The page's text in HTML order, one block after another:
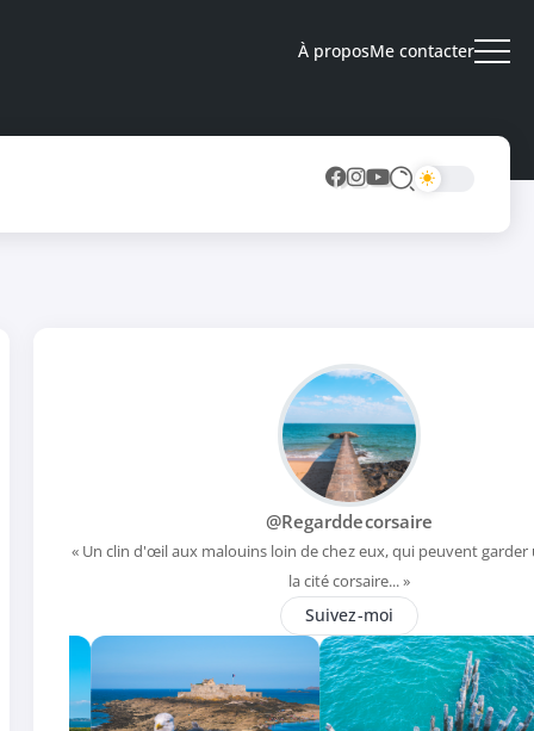
À proposMe contacter
@Regarddecorsaire
« Un clin d'œil aux malouins loin de chez eux, qui peuvent garder
la cité corsaire... »
Suivez-moi